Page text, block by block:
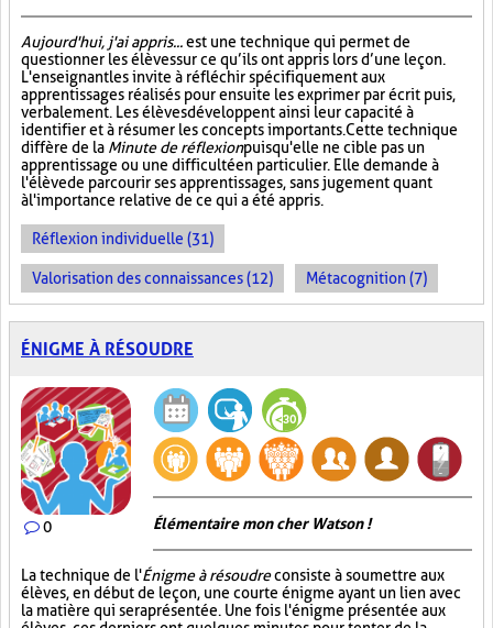
Aujourd'hui, j'ai appris...est une technique qui permet de
questionner les élèves sur ce qu’ils ont appris lors d’une leçon.
L'enseignant les invite à réfléchir spécifiquement aux
apprentissages réalisés pour ensuite les exprimer par écrit puis,
verbalement. Les élèves développent ainsi leur capacité à
identifier et à résumer les concepts importants. Cette technique
diffère de la Minute de réflexionpuisqu'elle ne cible pas un
apprentissage ou une difficulté en particulier. Elle demande à
l'élève de parcourir ses apprentissages, sans jugement quant
à l'importance relative de ce qui a été appris.
Réflexion individuelle (31)
Valorisation des connaissances (12) Métacognition (7)
ÉNIGME À RÉSOUDRE
0 Élémentaire mon cher Watson !
La technique de l'Énigme à résoudreconsiste à soumettre aux
élèves, en début de leçon, une courte énigme ayant un lien avec
la matière qui sera présentée. Une fois l'énigme présentée aux